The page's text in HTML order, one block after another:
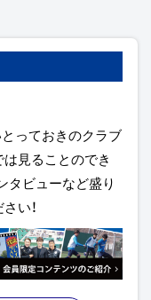
っておきのクラブ
見ることのでき
タビューなど盛り
い！